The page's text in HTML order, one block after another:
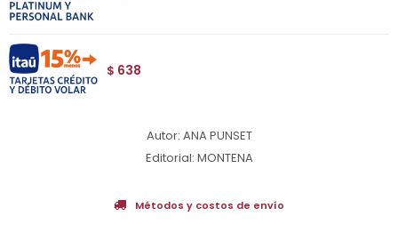
$ 638
Autor: ANA PUNSET
Editorial: MONTENA
Métodos y costos de envío